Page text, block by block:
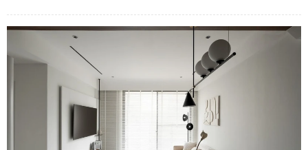
TPHCM tháo gỡ vướng mắc cho 241 dự án nhà ở